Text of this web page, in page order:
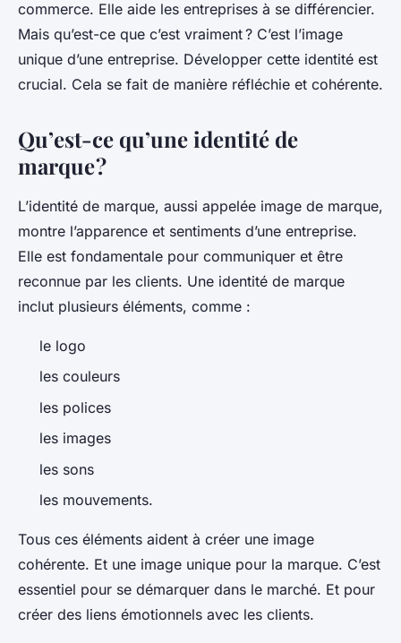
fondements et avantages
berthe• 7 mars 2024•3 min de lecture
commerce. Elle aide les entreprises à se différencier.
Mais qu’est-ce que c’est vraiment ? C’est l’image
unique d’une entreprise. Développer cette identité est
crucial. Cela se fait de manière réfléchie et cohérente.
Qu’est-ce qu’une identité de
marque ?
L’identité de marque, aussi appelée image de marque,
montre l’apparence et sentiments d’une entreprise.
Elle est fondamentale pour communiquer et être
reconnue par les clients. Une identité de marque
inclut plusieurs éléments, comme :
le logo
les couleurs
les polices
les images
les sons
les mouvements.
Tous ces éléments aident à créer une image
cohérente. Et une image unique pour la marque. C’est
essentiel pour se démarquer dans le marché. Et pour
créer des liens émotionnels avec les clients.